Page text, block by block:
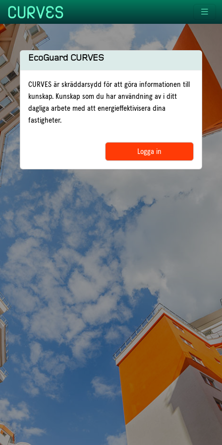
EcoGuard CURVES
CURVES är skräddarsydd för att göra informationen till
kunskap. Kunskap som du har användning av i ditt
dagliga arbete med att energieffektivisera dina
fastigheter.